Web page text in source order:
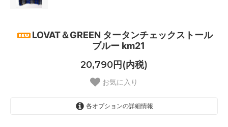
LOVAT＆GREEN タータンチェックストール
ブルー km21
20,790円(内税)
お気に入り
各オプションの詳細情報